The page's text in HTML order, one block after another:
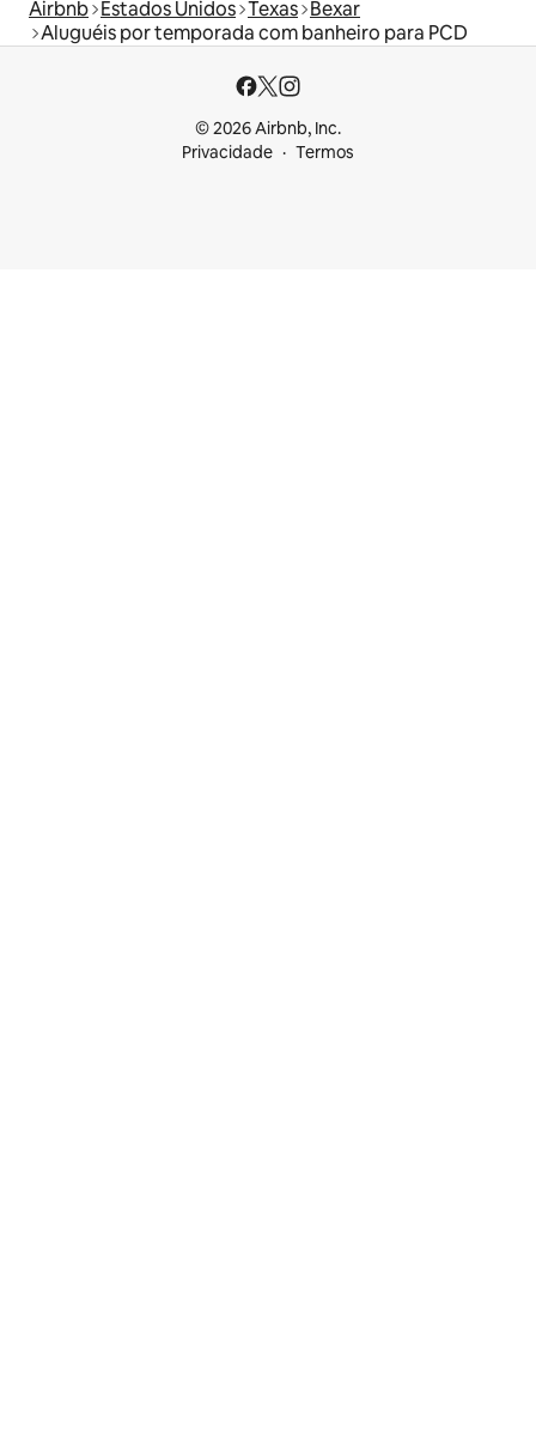
Airbnb Estados Unidos Texas Bexar
Aluguéis por temporada com banheiro para PCD
© 2026 Airbnb, Inc.
Privacidade
Termos